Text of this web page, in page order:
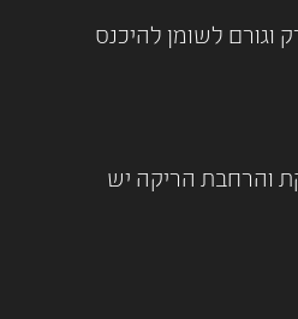
לשומן להיכנס
והרחבת הריקה יש